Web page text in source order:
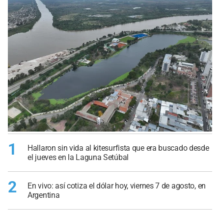
1
Hallaron sin vida al kitesurfista que era buscado desde
el jueves en la Laguna Setúbal
2
En vivo: así cotiza el dólar hoy, viernes 7 de agosto, en
Argentina